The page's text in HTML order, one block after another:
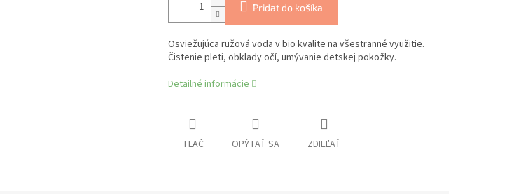
Pridať do košíka
Osviežujúca ružová voda v bio kvalite na všestranné využitie.
Čistenie pleti, obklady očí, umývanie detskej pokožky.
Detailné informácie
TLAČ OPÝTAŤ SA ZDIEĽAŤ